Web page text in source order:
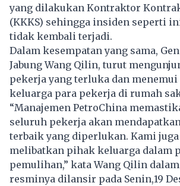
yang dilakukan Kontraktor
(KKKS) sehingga insiden seperti
tidak kembali terjadi.
Dalam kesempatan yang sama,
Jabung Wang Qilin, turut
pekerja yang terluka dan menemui
keluarga para pekerja di rumah
“Manajemen PetroChina
seluruh pekerja akan
terbaik yang diperlukan. Kami
melibatkan pihak keluarga dalam
pemulihan,” kata Wang Qilin
resminya dilansir pada Senin,19